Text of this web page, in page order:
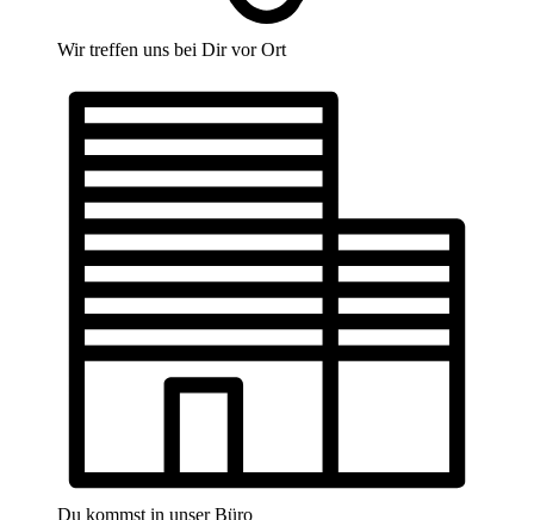
Wir treffen uns bei Dir vor Ort
Du kommst in unser Büro